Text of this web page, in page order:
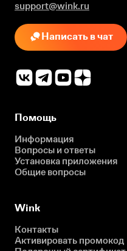
support@wink.ru
Написать в чат
Помощь
Информация
Вопросы и ответы
Установка приложения
Общие вопросы
Wink
Контакты
Активировать промокод